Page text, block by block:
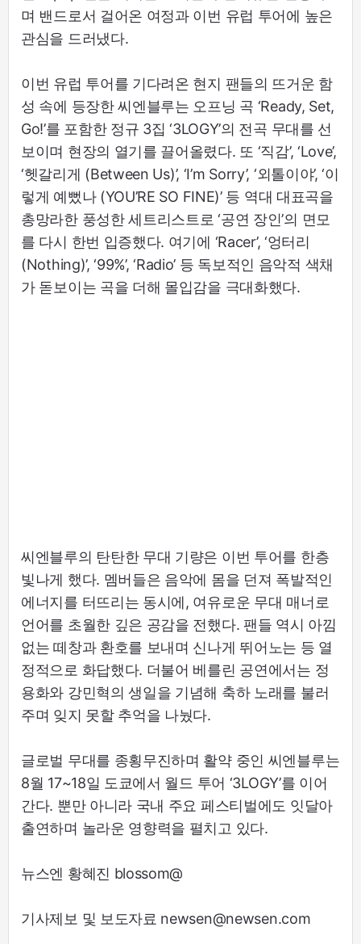
며 밴드로서 걸어온 여정과 이번 유럽 투어에 높은
관심을 드러냈다.
이번 유럽 투어를 기다려온 현지 팬들의 뜨거운 함
성 속에 등장한 씨엔블루는 오프닝 곡 ‘Ready, Set,
Go!’를 포함한 정규 3집 ‘3LOGY’의 전곡 무대를 선
보이며 현장의 열기를 끌어올렸다. 또 ‘직감’, ‘Love’,
‘헷갈리게 (Between Us)’, ‘I’m Sorry’, ‘외톨이야’, ‘이
렇게 예뻤나 (YOU’RE SO FINE)’ 등 역대 대표곡을
총망라한 풍성한 세트리스트로 ‘공연 장인’의 면모
를 다시 한번 입증했다. 여기에 ‘Racer’, ‘엉터리
(Nothing)’, ‘99%’, ‘Radio’ 등 독보적인 음악적 색채
가 돋보이는 곡을 더해 몰입감을 극대화했다.
씨엔블루의 탄탄한 무대 기량은 이번 투어를 한층
빛나게 했다. 멤버들은 음악에 몸을 던져 폭발적인
에너지를 터뜨리는 동시에, 여유로운 무대 매너로
언어를 초월한 깊은 공감을 전했다. 팬들 역시 아낌
없는 떼창과 환호를 보내며 신나게 뛰어노는 등 열
정적으로 화답했다. 더불어 베를린 공연에서는 정
용화와 강민혁의 생일을 기념해 축하 노래를 불러
주며 잊지 못할 추억을 나눴다.
글로벌 무대를 종횡무진하며 활약 중인 씨엔블루는
8월 17~18일 도쿄에서 월드 투어 ‘3LOGY’를 이어
간다. 뿐만 아니라 국내 주요 페스티벌에도 잇달아
출연하며 놀라운 영향력을 펼치고 있다.
뉴스엔 황혜진 blossom@
기사제보 및 보도자료 newsen@newsen.com